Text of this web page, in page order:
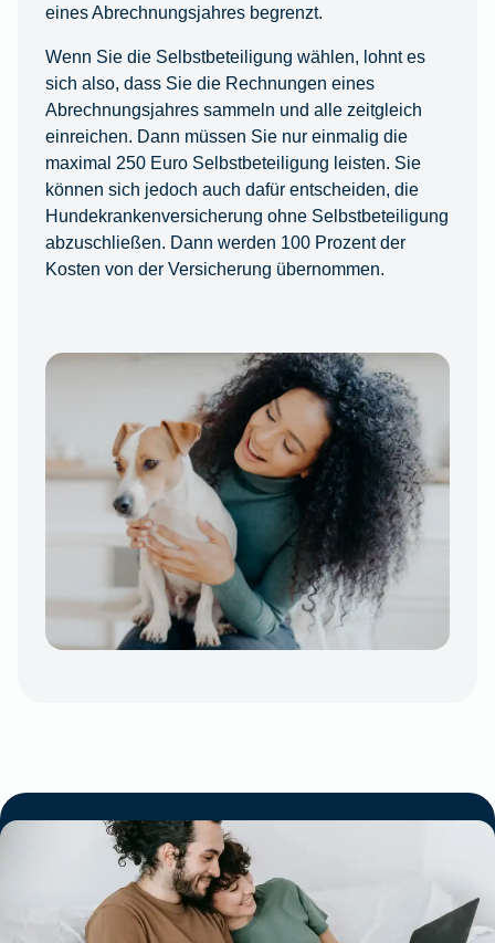
eines Abrechnungsjahres begrenzt.
Wenn Sie die Selbstbeteiligung wählen, lohnt es
sich also, dass Sie die Rechnungen eines
Abrechnungsjahres sammeln und alle zeitgleich
einreichen. Dann müssen Sie nur einmalig die
maximal 250 Euro Selbstbeteiligung leisten. Sie
können sich jedoch auch dafür entscheiden, die
Hundekrankenversicherung ohne Selbstbeteiligung
abzuschließen. Dann werden 100 Prozent der
Kosten von der Versicherung übernommen.